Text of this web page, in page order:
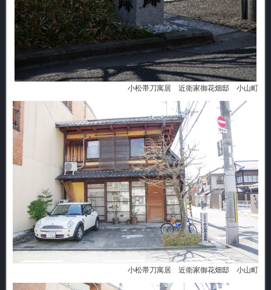
小松帯刀寓居 近衛家御花畑邸 小山町
小松帯刀寓居 近衛家御花畑邸 小山町